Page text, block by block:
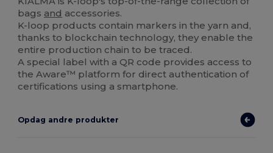
bags and accessories.
K-loop products contain markers in the yarn and,
thanks to blockchain technology, they enable the
entire production chain to be traced.
A special label with a QR code provides access to
the Aware™ platform for direct authentication of
certifications using a smartphone.
Opdag andre produkter